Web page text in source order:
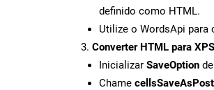
definido como HTML.
Utilize o WordsApi para
Converter HTML para
Inicializar SaveOption
Chame